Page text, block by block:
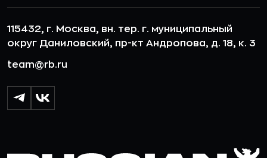
115432, г. Москва, вн. тер. г. муниципальный
округ Даниловский, пр-кт Андропова, д. 18, к. 3
team@rb.ru